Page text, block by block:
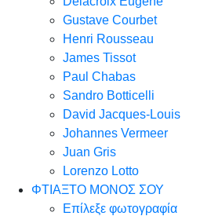
Gustave Courbet
Henri Rousseau
James Tissot
Paul Chabas
Sandro Botticelli
David Jacques-Louis
Johannes Vermeer
Juan Gris
Lorenzo Lotto
ΦΤΙΑΞΤΟ ΜΟΝΟΣ ΣΟΥ
Επίλεξε φωτογραφία